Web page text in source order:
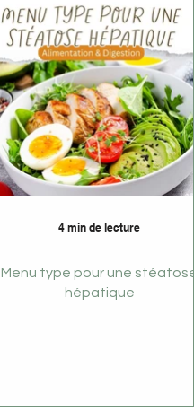
Menu type pour une stéatose
hépatique
4 min de lecture